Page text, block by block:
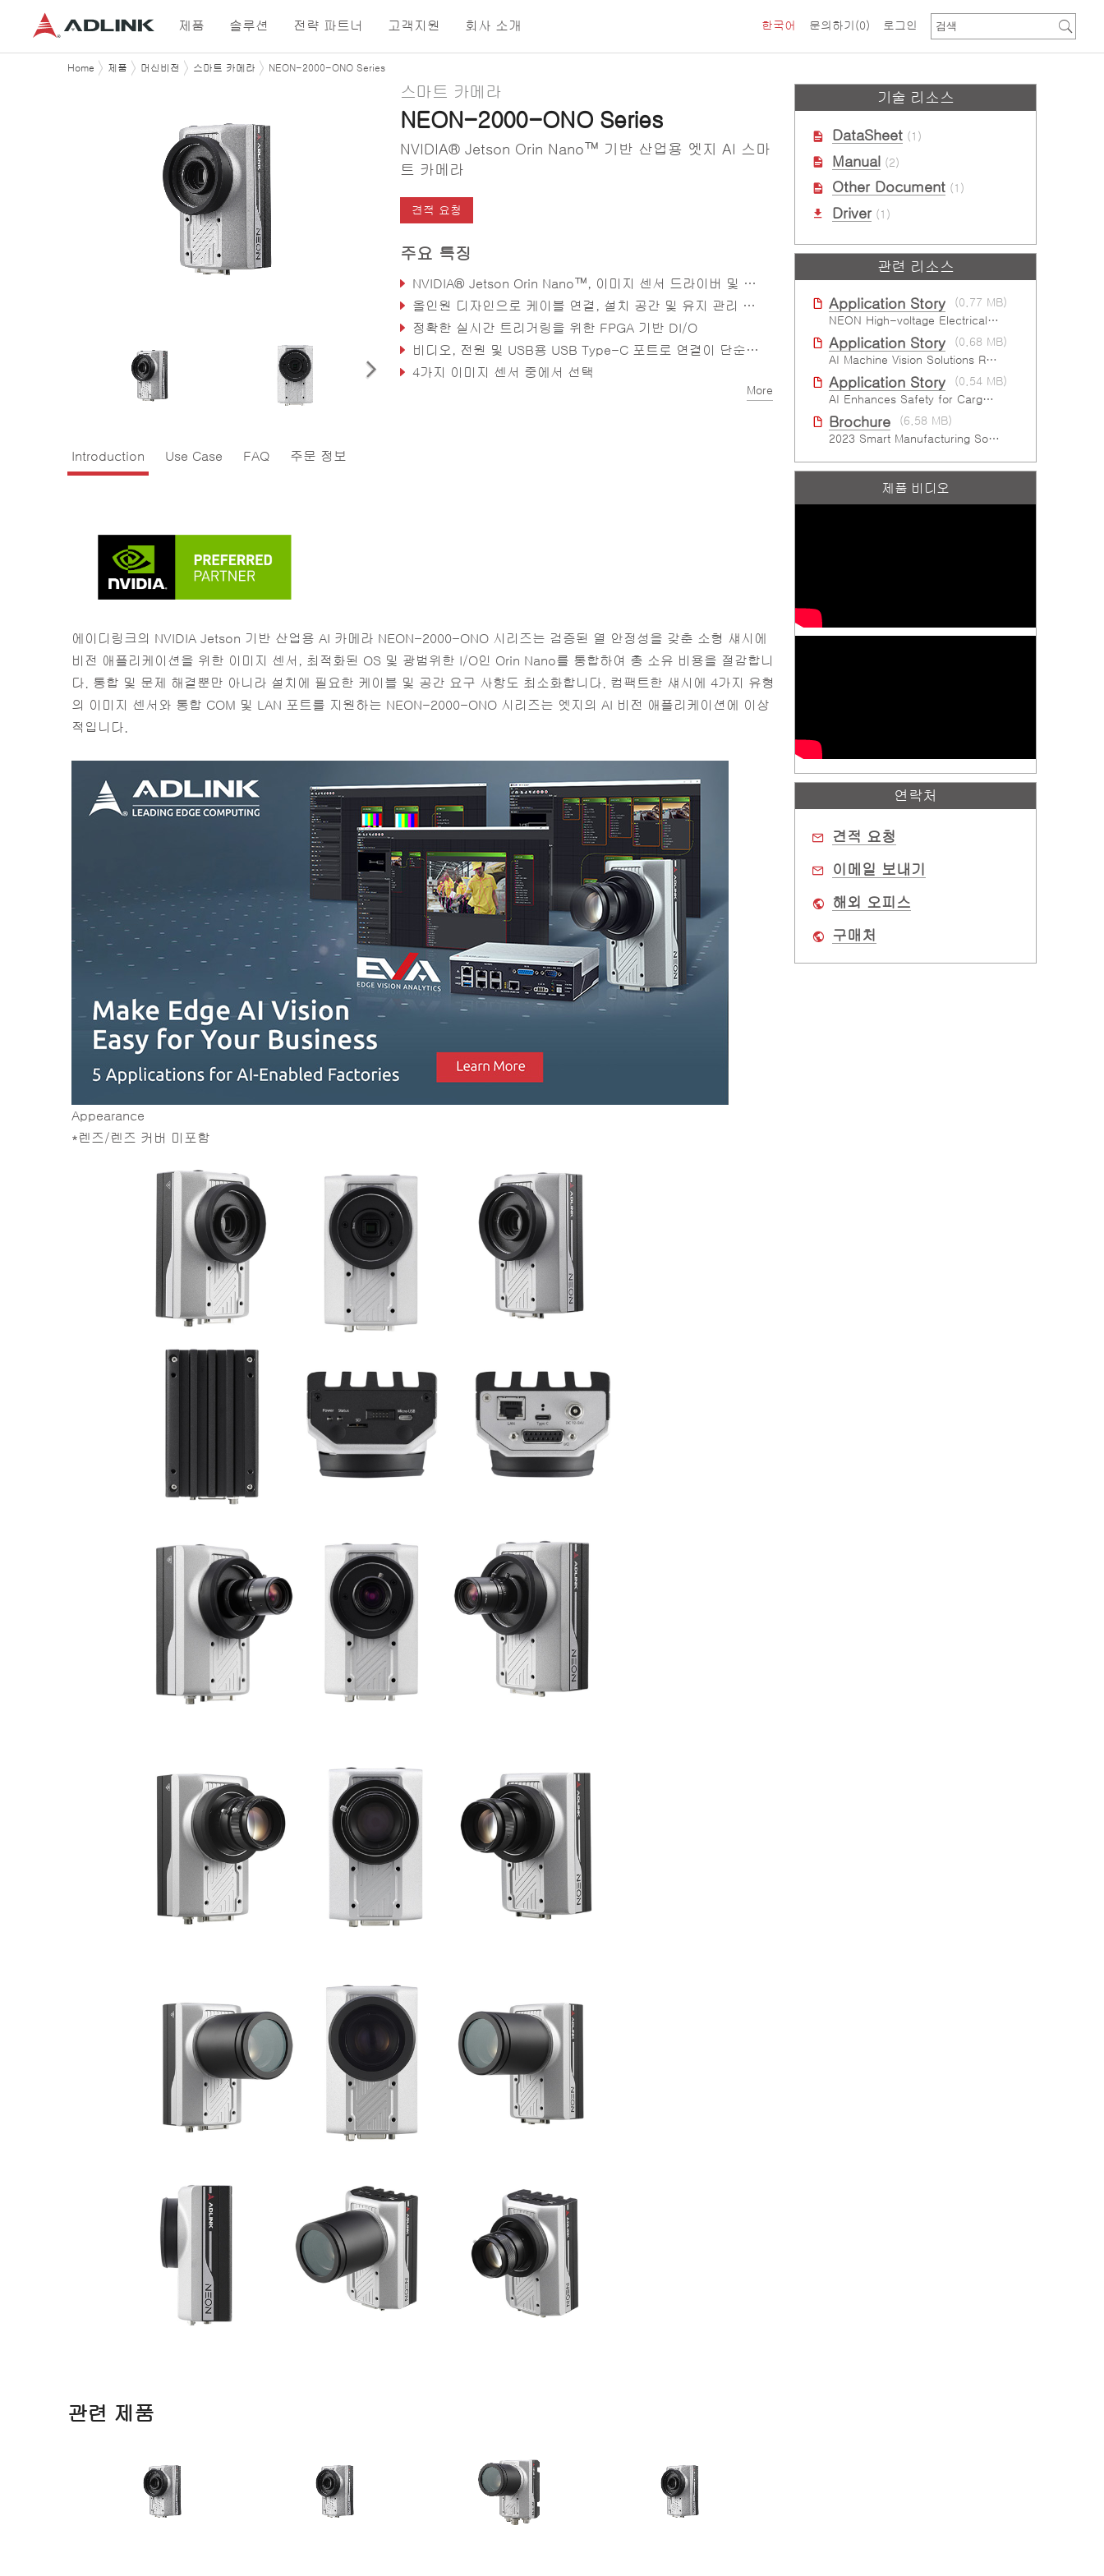
문의하기 (0)
한국어 로그인
제품 솔루션 전략 파트너 고객지원 회사 소개
Home 제품 머신비전 스마트 카메라 NEON-2000-ONO Series
스마트 카메라
NEON-2000-ONO Series
NVIDIA® Jetson Orin Nano™ 기반 산업용 엣지 AI 스마
트 카메라
견적 요청
주요 특징
NVIDIA® Jetson Orin Nano™, 이미지 센서 드라이버 및 샘플 코드 통합, 즉시 배포 가능
올인원 디자인으로 케이블 연결, 설치 공간 및 유지 관리 최소화
정확한 실시간 트리거링을 위한 FPGA 기반 DI/O
비디오, 전원 및 USB용 USB Type-C 포트로 연결이 단순화됨
4가지 이미지 센서 중에서 선택
More
Introduction Use Case FAQ 주문 정보
에이디링크의 NVIDIA Jetson 기반 산업용 AI 카메라 NEON-2000-ONO 시리즈는 검증된 열 안정성을 갖춘 소형 섀시에
비전 애플리케이션을 위한 이미지 센서, 최적화된 OS 및 광범위한 I/O인 Orin Nano를 통합하여 총 소유 비용을 절감합니
다. 통합 및 문제 해결뿐만 아니라 설치에 필요한 케이블 및 공간 요구 사항도 최소화합니다. 컴팩트한 섀시에 4가지 유형
의 이미지 센서와 통합 COM 및 LAN 포트를 지원하는 NEON-2000-ONO 시리즈는 엣지의 AI 비전 애플리케이션에 이상
적입니다.
Appearance
*렌즈/렌즈 커버 미포함
관련 제품
기술 리소스
DataSheet (1)
Manual (2)
Other Document (1)
Driver (1)
관련 리소스
Application Story
(0.77 MB)
NEON High-voltage Electrical Testing Protection
Application Story
(0.68 MB)
AI Machine Vision Solutions Reinforcing Cleanroom Entry Procedures
Application Story
(0.54 MB)
AI Enhances Safety for Cargo Tank Hazmat Oﬄoad at Semiconductor Factory
Brochure
(6.58 MB)
2023 Smart Manufacturing Solutions Brochure
제품 비디오
연락처
견적 요청
이메일 보내기
해외 오피스
구매처